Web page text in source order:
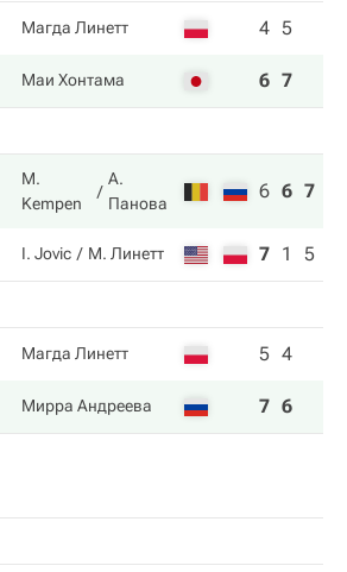
Магда Линетт 4 5
Маи Хонтама 6 7
M.
Kempen
А.
Панова
6 6 7
I. Jovic М. Линетт 7 1 5
Магда Линетт 5 4
Мирра Андреева 7 6